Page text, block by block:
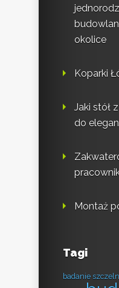
okolice
Koparki
Jaki stół
do
Montaż
Tagi
badanie